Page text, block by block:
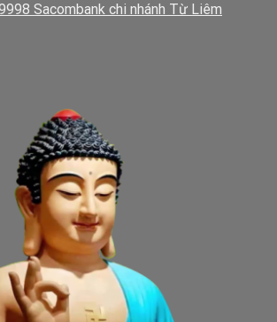
Sacombank chi nhánh Từ Liêm